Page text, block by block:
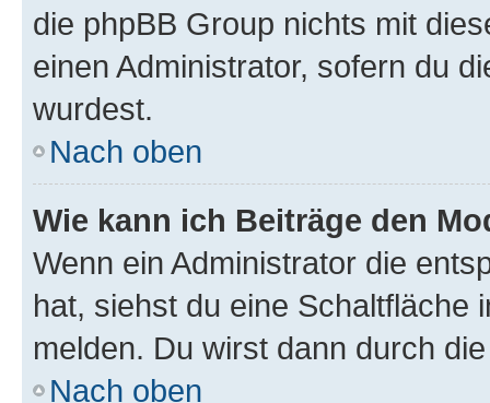
die phpBB Group nichts mit
einen Administrator, sofern du
wurdest.
Nach oben
Wie kann ich Beiträge den
Wenn ein Administrator die
hat, siehst du eine Schaltfläche
melden. Du wirst dann durch
Nach oben